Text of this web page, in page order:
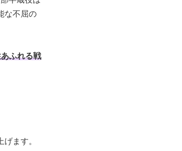
な不屈の
ふれる戦
ます。